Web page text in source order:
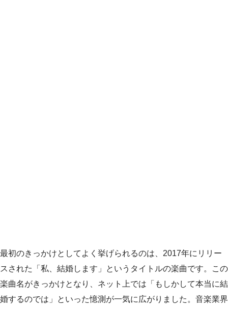
最初のきっかけとしてよく挙げられるのは、2017年にリリー
スされた「私、結婚します」というタイトルの楽曲です。この
楽曲名がきっかけとなり、ネット上では「もしかして本当に結
婚するのでは」といった憶測が一気に広がりました。音楽業界